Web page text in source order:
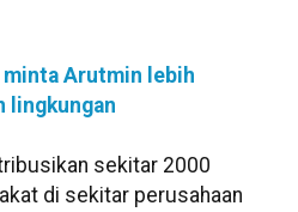
minta Arutmin lebih
lingkungan
sekitar 2000
di sekitar perusahaan